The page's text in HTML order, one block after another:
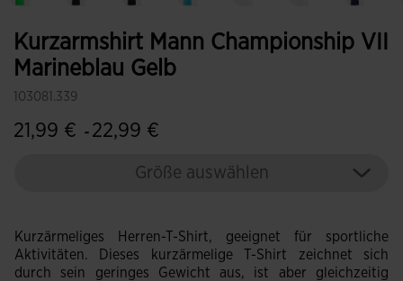
Kurzarmshirt Mann Championship VII
Marineblau Gelb
103081.339
21,99 € - 22,99 €
Größe auswählen
Kurzärmeliges Herren-T-Shirt, geeignet für sportliche
Aktivitäten. Dieses kurzärmelige T-Shirt zeichnet sich
durch sein geringes Gewicht aus, ist aber gleichzeitig